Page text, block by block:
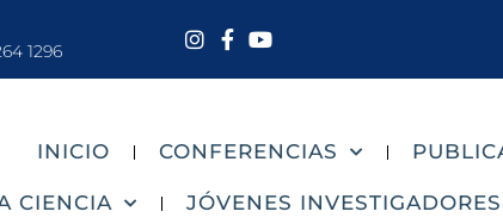
1296
INICIO CONFERENCIAS
CIENCIA JÓVENES INVESTIGADORES